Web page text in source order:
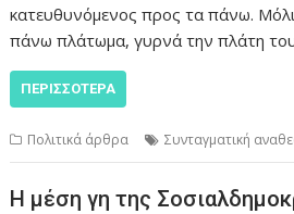
κατευθυνόμενος προς τα πάνω.
πάνω πλάτωμα, γυρνά την πλάτη
ΠΕΡΙΣΣΌΤΕΡΑ
Πολιτικά άρθρα Συνταγματική
Η μέση γη της